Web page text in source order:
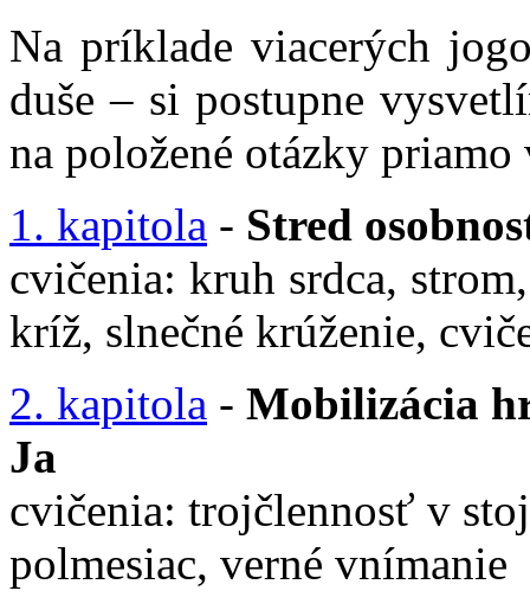
Na príklade viacerých
duše – si postupne
na položené otázky
1. kapitola - Stred
cvičenia: kruh srdca,
kríž, slnečné krúženie,
2. kapitola - Mobilizácia
Ja
cvičenia: trojčlennosť v
polmesiac, verné vnímanie